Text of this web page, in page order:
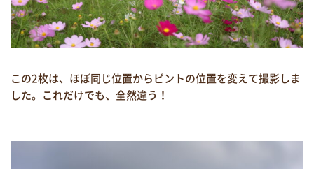
この2枚は、ほぼ同じ位置からピントの位置を変えて撮影しま
した。これだけでも、全然違う！